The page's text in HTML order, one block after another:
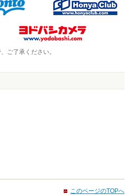
ご了承ください。
このページのTOPへ